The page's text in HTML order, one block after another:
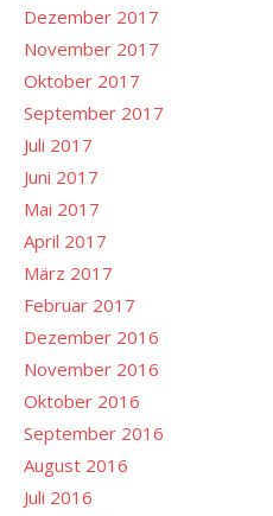
Dezember 2017
November 2017
Oktober 2017
September 2017
Juli 2017
Juni 2017
Mai 2017
April 2017
März 2017
Februar 2017
Dezember 2016
November 2016
Oktober 2016
September 2016
August 2016
Juli 2016